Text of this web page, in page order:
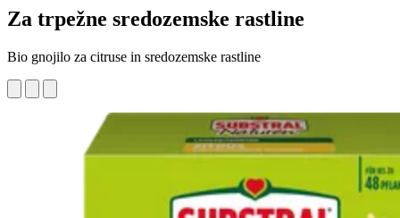
Za trpežne sredozemske rastline
Bio gnojilo za citruse in sredozemske rastline